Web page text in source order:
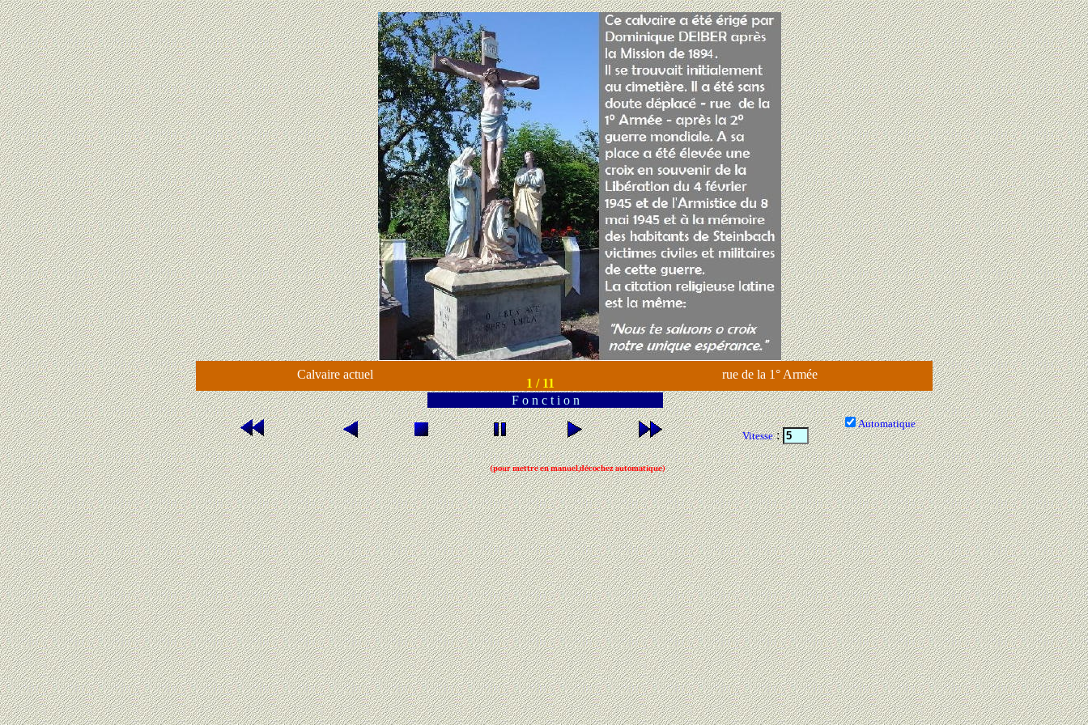
F o n c t i o n
Calvaire actuel
1 / 11
rue de la 1° Armée
Vitesse:
Automatique
(pour mettre en manuel,décochez automatique)